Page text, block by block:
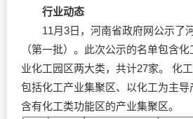
行业动态
11月3日，河南省政府网公示了
（第一批）。此次公示的名单包含
业化工园区两大类，共计27家。 化
包括化工产业集聚区、以化工为主导
含有化工类功能区的产业集聚区。